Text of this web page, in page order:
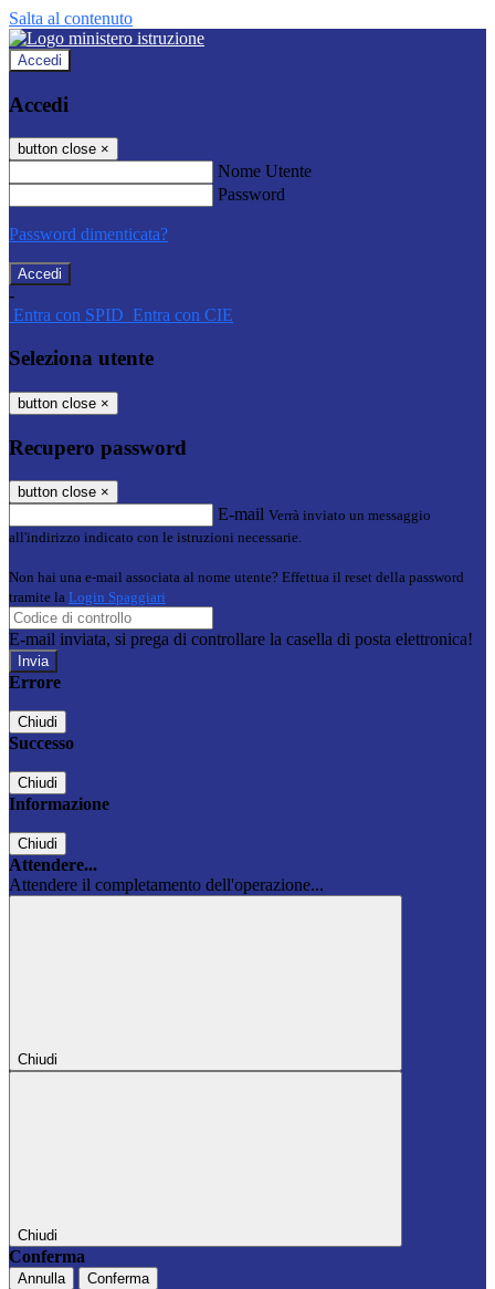
Salta al contenuto
Accedi
Accedi
button close ×
Nome Utente
Password
Password dimenticata?
-
Entra con SPID Entra con CIE
Seleziona utente
button close ×
Recupero password
button close ×
E-mail Verrà inviato un messaggio
all'indirizzo indicato con le istruzioni necessarie.
Non hai una e-mail associata al nome utente? Effettua il reset della password
tramite la Login Spaggiari
E-mail inviata, si prega di controllare la casella di posta elettronica!
Errore
Chiudi
Successo
Chiudi
Informazione
Chiudi
Attendere...
Attendere il completamento dell'operazione...
Chiudi
Chiudi
Conferma
Annulla Conferma